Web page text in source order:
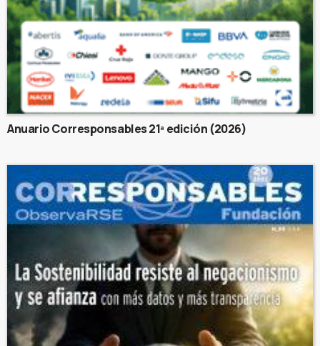
Anuario Corresponsables 21ª edición (2026)